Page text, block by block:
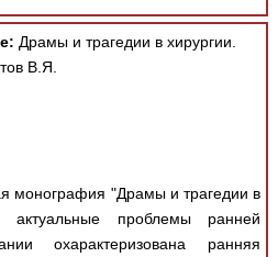
Драмы и трагедии в хирургии.
В.Я.
монография "Драмы и трагедии в
актуальные проблемы ранней
охарактеризована ранняя